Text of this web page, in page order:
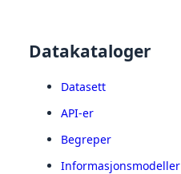
Datakataloger
Datasett
API-er
Begreper
Informasjonsmodeller